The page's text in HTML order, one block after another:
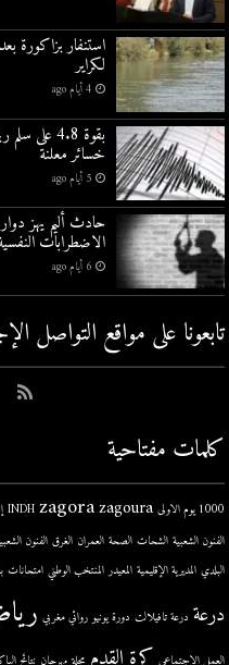
استنفار بزاكورة
لكراير
4 أيام ago
بقوة 4.8
خسائر معلنة
5 أيام ago
حادث أليم يهز
الاضطرابات
6 أيام ago
تابعونا على مواقع التواصل
كلمات مفتاحية
1000 يوم الاولى INDH zagora zagoura
الفنون الشعبية الشحات الصحة العمران الغرق الفنون
البلدي المديرية الإقليمية المعيدر المنتخب الوطني امتحانات
درعة درعة تافيلالت دورة يونيو روائي مغربي